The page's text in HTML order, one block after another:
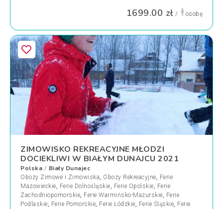
1699.00 zł / osobę
ZIMOWISKO REKREACYJNE MŁODZI
DOCIEKLIWI W BIAŁYM DUNAJCU 2021
Polska / Biały Dunajec
Obozy Zimowe i Zimowiska, Obozy Rekreacyjne, Ferie
Mazowieckie, Ferie Dolnośląskie, Ferie Opolskie, Ferie
Zachodniopomorskie, Ferie Warmińsko-Mazurskie, Ferie
Podlaskie, Ferie Pomorskie, Ferie Łódzkie, Ferie Śląskie, Ferie